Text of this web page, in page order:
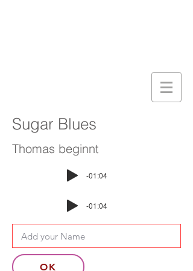
Sugar Blues
Thomas beginnt
-01:04
-01:04
OK